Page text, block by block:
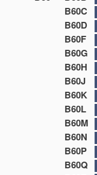
B60C
B60D
B60F
B60G
B60H
B60J
B60K
B60L
B60M
B60N
B60P
B60Q